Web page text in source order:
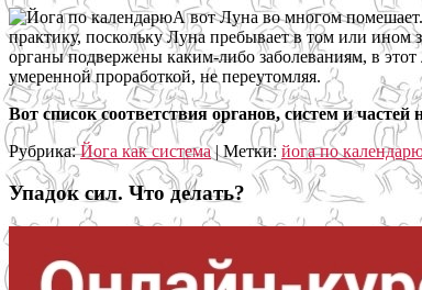
А вот Луна во многом
практику, поскольку Луна пребывает в том или ином
органы подвержены каким-либо заболеваниям, в
умеренной проработкой, не переутомляя.
Вот список соответствия органов, систем и
Рубрика: Йога как система |Метки: йога по
Упадок сил. Что делать?